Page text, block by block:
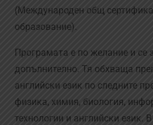
(Международен общ
образование).
Програмата е по желание и се
допълнително. Тя обхваща
английски език по следните
физика, химия, биология,
технологии и английски език.